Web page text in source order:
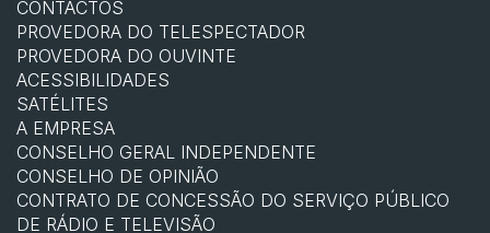
CONTACTOS
PROVEDORA DO TELESPECTADOR
PROVEDORA DO OUVINTE
ACESSIBILIDADES
SATÉLITES
A EMPRESA
CONSELHO GERAL INDEPENDENTE
CONSELHO DE OPINIÃO
CONTRATO DE CONCESSÃO DO SERVIÇO PÚBLICO
DE RÁDIO E TELEVISÃO